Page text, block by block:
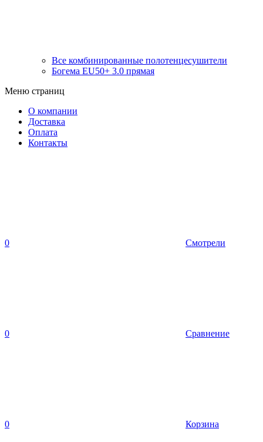
Все комбинированные полотенцесушители
Богема EU50+ 3.0 прямая
Меню страниц
О компании
Доставка
Оплата
Контакты
0 Смотрели
0 Сравнение
0 Корзина